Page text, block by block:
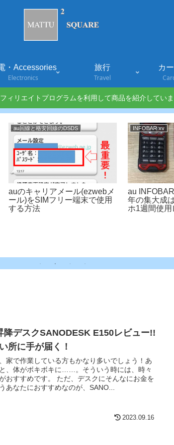
・Accessories
Electronics
旅行
Travel
カ
ィリエイトプログラムを利用して商品を紹介してい
au回線と格安回線のDSDS
auのキャリアメール(ezwebメ
ール)をSIMフリー端末で使用
する方法
INFOBAR xv
au
年の集大成
ホ1週間使
降デスクSANODESK E150レビュー!!
所に手が届く！
家で作業している方もかなり多いでしょう！あ
、体がボキボキに……。そういう時には、時々
おすすめです。 ただ、デスクにそんなにお金を
なたにおすすめなのが、SANO...
2023.09.16